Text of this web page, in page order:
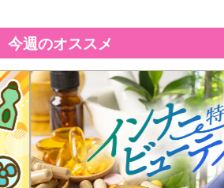
休業日
■その他共通および商品カテゴリー別注意
今週のオススメ